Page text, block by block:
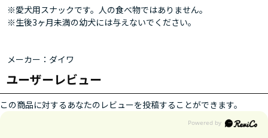
※愛犬用スナックです。人の食べ物ではありません。
※生後3ヶ月未満の幼犬には与えないでください。
メーカー：ダイワ
ユーザーレビュー
この商品に対するあなたのレビューを投稿することができます。